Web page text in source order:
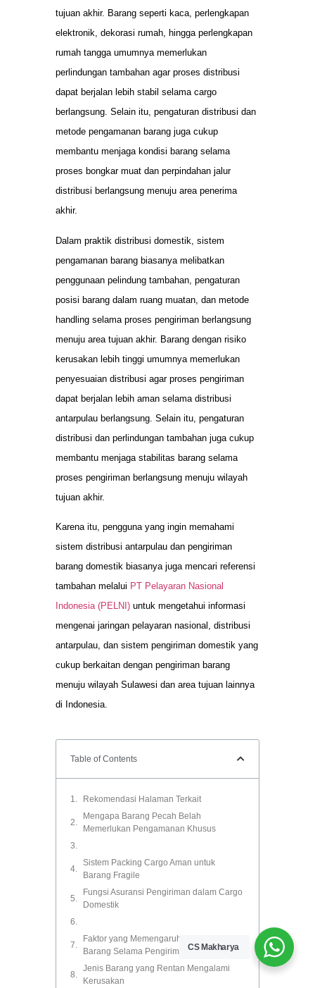
tujuan akhir. Barang seperti kaca, perlengkapan
elektronik, dekorasi rumah, hingga perlengkapan
rumah tangga umumnya memerlukan
perlindungan tambahan agar proses distribusi
dapat berjalan lebih stabil selama cargo
berlangsung. Selain itu, pengaturan distribusi dan
metode pengamanan barang juga cukup
membantu menjaga kondisi barang selama
proses bongkar muat dan perpindahan jalur
distribusi berlangsung menuju area penerima
akhir.
Dalam praktik distribusi domestik, sistem
pengamanan barang biasanya melibatkan
penggunaan pelindung tambahan, pengaturan
posisi barang dalam ruang muatan, dan metode
handling selama proses pengiriman berlangsung
menuju area tujuan akhir. Barang dengan risiko
kerusakan lebih tinggi umumnya memerlukan
penyesuaian distribusi agar proses pengiriman
dapat berjalan lebih aman selama distribusi
antarpulau berlangsung. Selain itu, pengaturan
distribusi dan perlindungan tambahan juga cukup
membantu menjaga stabilitas barang selama
proses pengiriman berlangsung menuju wilayah
tujuan akhir.
Karena itu, pengguna yang ingin memahami
sistem distribusi antarpulau dan pengiriman
barang domestik biasanya juga mencari referensi
tambahan melalui PT Pelayaran Nasional
Indonesia (PELNI) untuk mengetahui informasi
mengenai jaringan pelayaran nasional, distribusi
antarpulau, dan sistem pengiriman domestik yang
cukup berkaitan dengan pengiriman barang
menuju wilayah Sulawesi dan area tujuan lainnya
di Indonesia.
Table of Contents
Rekomendasi Halaman Terkait
Mengapa Barang Pecah Belah
Memerlukan Pengamanan Khusus
Sistem Packing Cargo Aman untuk
Barang Fragile
Fungsi Asuransi Pengiriman dalam Cargo
Domestik
Faktor yang Memengaruhi Keamanan
Barang Selama Pengiriman
Jenis Barang yang Rentan Mengalami
Kerusakan
CS Makharya